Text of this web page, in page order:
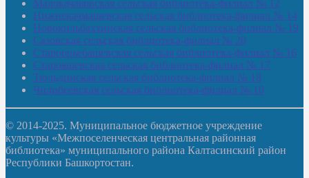
Малокачаковская сельская библиотека-филиал № 12
Нижнекачмашевская сельская библиотека-филиал № 14
Новокильбахтинская сельская библиотека-филиал № 19
Сазовская сельская библиотека-филиал № 20
Староорьебашевская сельская библиотека-филиал № 16
Старояшевская сельская библиотека-филиал № 17
Тюльдинская сельская библиотека-филиал № 18
Чилибеевская сельская библиотека-филиал № 10
© 2014-2025. Муниципальное бюджетное учреждение
культуры «Межпоселенческая центральная районная
библиотека» муниципального района Калтасинский район
Республики Башкортостан.